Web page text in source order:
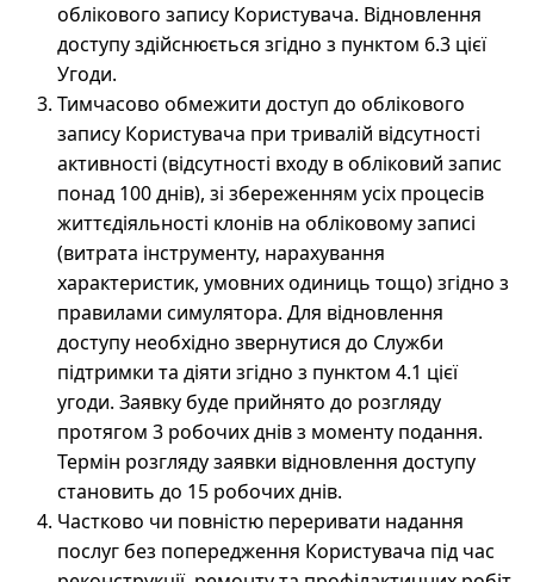
облікового запису Користувача. Відновлення
доступу здійснюється згідно з пунктом 6.3 цієї
Угоди.
Тимчасово обмежити доступ до облікового
запису Користувача при тривалій відсутності
активності (відсутності входу в обліковий запис
понад 100 днів), зі збереженням усіх процесів
життєдіяльності клонів на обліковому записі
(витрата інструменту, нарахування
характеристик, умовних одиниць тощо) згідно з
правилами симулятора. Для відновлення
доступу необхідно звернутися до Служби
підтримки та діяти згідно з пунктом 4.1 цієї
угоди. Заявку буде прийнято до розгляду
протягом 3 робочих днів з моменту подання.
Термін розгляду заявки відновлення доступу
становить до 15 робочих днів.
Частково чи повністю переривати надання
послуг без попередження Користувача під час